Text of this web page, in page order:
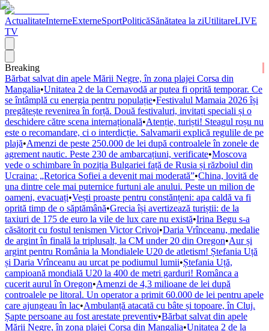
ActualitateInterneExterneSportPoliticăSănătatea la ziUtilitareLIVE
TV
Breaking
Bărbat salvat din apele Mării Negre, în zona plajei Corsa din
Mangalia•Unitatea 2 de la Cernavodă ar putea fi oprită temporar. Ce
se întâmplă cu energia pentru populație•Festivalul Mamaia 2026 își
pregătește revenirea în forță. Două festivaluri, invitați speciali și o
deschidere către scena internațională•Atenție, turiști! Steagul roșu nu
este o recomandare, ci o interdicție. Salvamarii explică regulile de pe
plajă•Amenzi de peste 250.000 de lei după controalele în zonele de
agrement nautic. Peste 230 de ambarcațiuni, verificate•Moscova
vede o schimbare în poziția Bulgariei față de Rusia și războiul din
Ucraina: „Retorica Sofiei a devenit mai moderată”•China, lovită de
una dintre cele mai puternice furtuni ale anului. Peste un milion de
oameni, evacuați•Vești proaste pentru constănțeni: apa caldă va fi
oprită timp de o săptămână•Grecia își avertizează turiștii: de la
taxiuri de 175 de euro la vile de lux care nu există•Irina Begu s-a
căsătorit cu fostul tenismen Victor Crivoi•Daria Vrînceanu, medalie
de argint în finală la triplusalt, la CM under 20 din Oregon•Aur și
argint pentru România la Mondialele U20 de atletism! Ștefania Uță
și Daria Vrînceanu au urcat pe podiumul lumii•Ștefania Uță,
campioană mondială U20 la 400 de metri garduri! Românca a
cucerit aurul în Oregon•Amenzi de 4,3 milioane de lei după
controalele pe litoral. Un operator a primit 60.000 de lei pentru apele
care ajungeau în lac•Ambulanță atacată cu bâte și topoare, în Cluj.
Șapte persoane au fost arestate preventiv•Bărbat salvat din apele
Mării Negre, în zona plajei Corsa din Mangalia•Unitatea 2 de la